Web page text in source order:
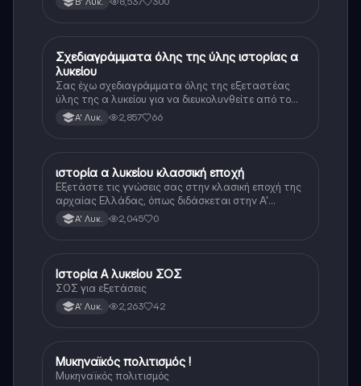
Ιστορία
Σχεδιαγράμματα όλης της ύλης ιστορίας α
λυκείου
Σας έχω σχεδιαγράμματα όλης της εξεταστέας
ύλης της α λυκείου για να διευκολυνθείτε από το
τεράστιο βάρος του βιβλίου
Α' Λυκ. 2,857 66
Ιστορία
ιστορία α λυκείου κλασσική εποχή
Εξετάστε τις γνώσεις σας στην κλασική εποχή της
αρχαίας Ελλάδας, όπως διδάσκεται στην Α'
Λυκείου.Α' Λυκ. 2,045 0
Ιστορία
Ιστορία Α λυκείου ΣΟΣ
ΣΟΣ για εξετάσεις
Α' Λυκ. 2,263 42
Ιστορία
Μυκηναϊκός πολιτισμός !
Μυκηναϊκός πολιτισμός